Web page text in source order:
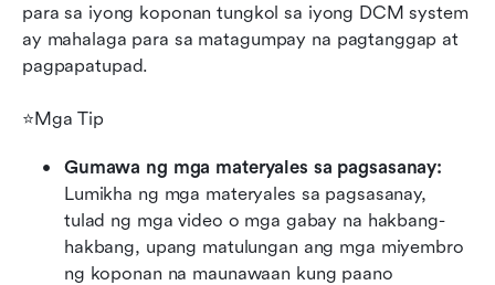
para sa iyong koponan tungkol sa iyong DCM system
ay mahalaga para sa matagumpay na pagtanggap at
pagpapatupad.
⭐Mga Tip
Lumikha ng mga materyales sa pagsasanay,
tulad ng mga video o mga gabay na hakbang-
hakbang, upang matulungan ang mga miyembro
ng koponan na maunawaan kung paano